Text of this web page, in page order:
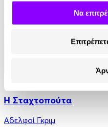
Να
Η Σταχτοπούτα
Αδελφοί Γκριμ